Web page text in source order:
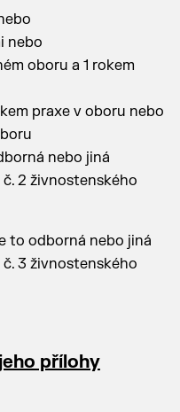
nebo
oboru a 1 rokem
praxe v oboru nebo
nebo jiná
2 živnostenského
to odborná nebo jiná
3 živnostenského
přílohy